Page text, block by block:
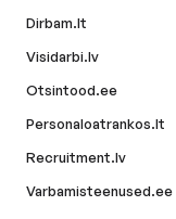
Dirbam.lt
Visidarbi.lv
Otsintood.ee
Personaloatrankos.lt
Recruitment.lv
Varbamisteenused.ee